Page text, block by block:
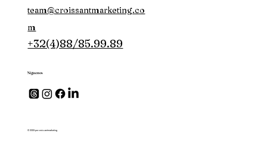
team@croissantmarketing.co
m
+32(4)88/85.99.89
Síguenos
© 2025 por croissantmarketing